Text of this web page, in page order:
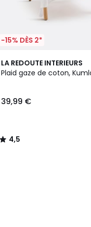
-15% DÈS 2*
LA REDOUTE INTERIEURS
Plaid gaze de coton,
39,99 €
4,5
/ 5
5
Couleurs
4,5
/